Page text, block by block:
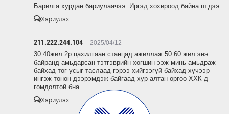
Барилга хурдан бариулаачээ. Иргэд хохироод байна ш дээ
Хариулах
211.222.244.104 2025/04/12
30.40жил 2р цахилгаан станцад ажиллаж 50.60 жил энэ
байранд амьдарсан тэтгэврийн хөгшин ээж минь амьдраж
байхад тог усыг таслаад гэрээ хийгээгүй байхад хүчээр
ингэж тонон дээрэмдэж байгаад хур алтан өргөө ХХК д
гомдолтой бна
Хариулах